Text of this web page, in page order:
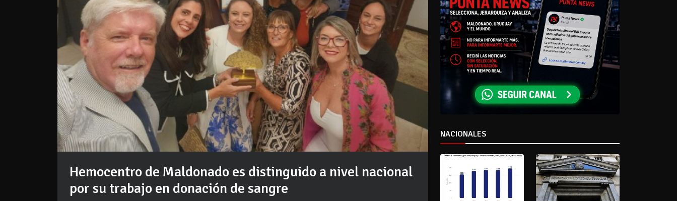
Hemocentro de Maldonado es distinguido a nivel nacional
por su trabajo en donación de sangre
NACIONALES